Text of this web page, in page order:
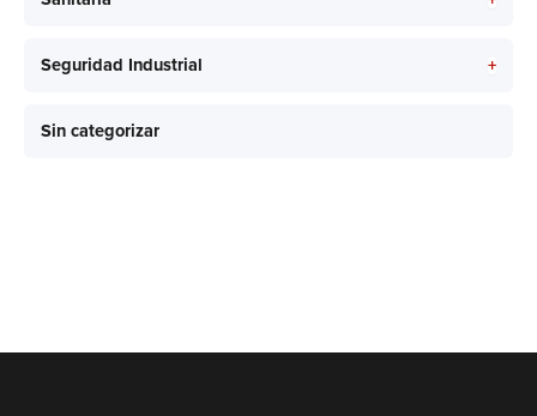
Seguridad Industrial +
Sin categorizar